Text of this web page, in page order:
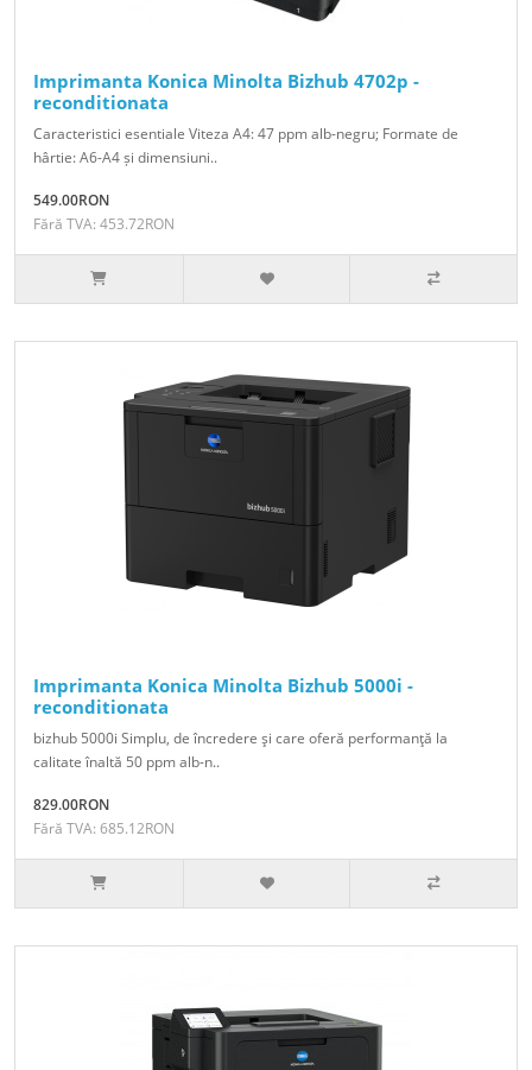
Imprimanta Konica Minolta Bizhub 4702p -
reconditionata
Caracteristici esentiale Viteza A4: 47 ppm alb-negru; Formate de
hârtie: A6-A4 și dimensiuni..
549.00RON
Fără TVA: 453.72RON
Imprimanta Konica Minolta Bizhub 5000i -
reconditionata
bizhub 5000i Simplu, de încredere şi care oferă performanţă la
calitate înaltă 50 ppm alb-n..
829.00RON
Fără TVA: 685.12RON